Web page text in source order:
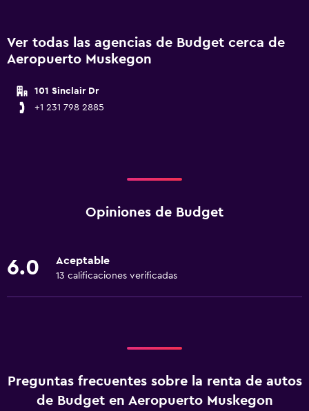
Ver todas las agencias de Budget cerca de
Aeropuerto Muskegon
101 Sinclair Dr
+1 231 798 2885
Opiniones de Budget
6.0 Aceptable
13 calificaciones verificadas
Preguntas frecuentes sobre la renta de autos
de Budget en Aeropuerto Muskegon